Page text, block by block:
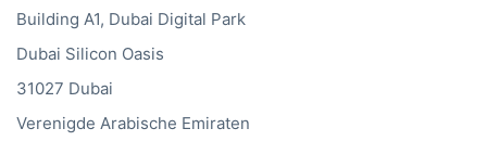
Building A1, Dubai Digital Park
Dubai Silicon Oasis
31027 Dubai
Verenigde Arabische Emiraten